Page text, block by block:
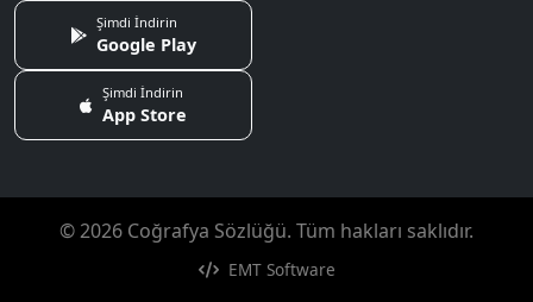
Şimdi İndirin
Google Play
Şimdi İndirin
App Store
© 2026 Coğrafya Sözlüğü. Tüm hakları saklıdır.
EMT Software